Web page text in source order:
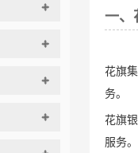
一、
花旗
务。
花旗
服务